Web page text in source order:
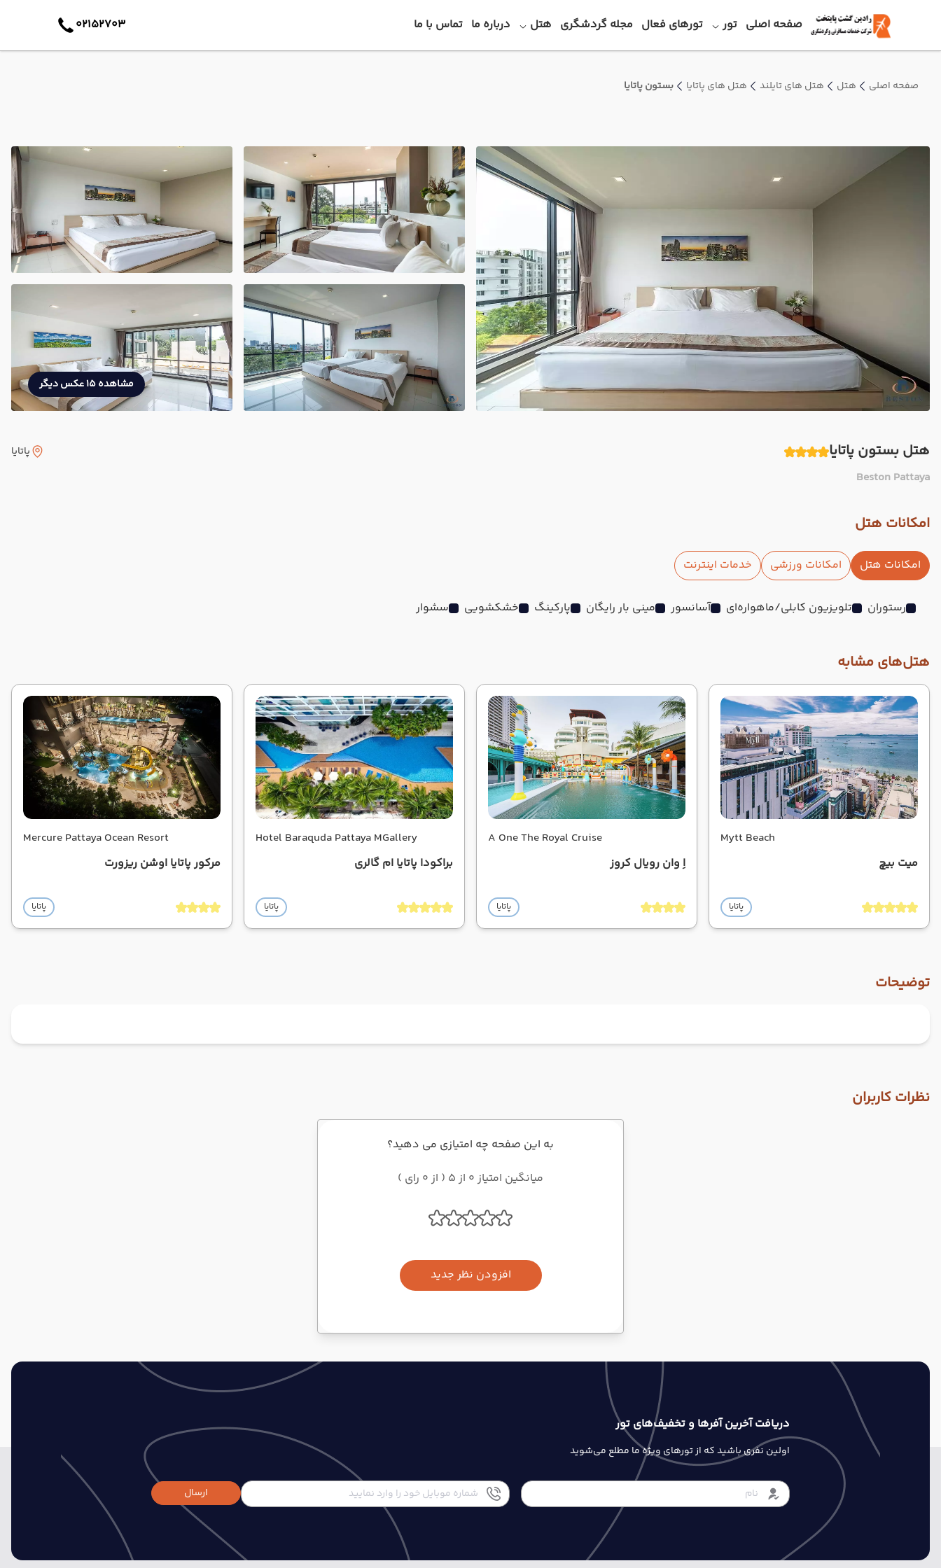
صفحه اصلی تور تورهای فعال مجله گردشگری هتل درباره ما تماس با ما 02152703
صفحه اصلی هتل هتل های تایلند هتل های پاتایا بستون پاتایا
مشاهده 15 عکس دیگر
هتل بستون پاتایا
Beston Pattaya
پاتایا
امکانات هتل
امکانات هتل امکانات ورزشی خدمات اینترنت
رستوران تلویزیون کابلی/ماهواره‌ای آسانسور مینی بار رایگان پارکینگ خشکشویی سشوار
هتل‌های مشابه
Mytt Beach
میت بیچ
پاتایا
A One The Royal Cruise
اِ وان رویال کروز
پاتایا
Hotel Baraquda Pattaya MGallery
براکودا پاتایا ام گالری
پاتایا
Mercure Pattaya Ocean Resort
مرکور پاتایا اوشن ریزورت
پاتایا
توضیحات
نظرات کاربران
به این صفحه چه امتیازی می دهید؟
میانگین امتیاز 0 از 5 ( از 0 رای )
افزودن نظر جدید
دریافت آخرین آفرها و تخفیف‌های تور
اولین نفری باشید که از تورهای ویژه ما مطلع می‌شوید
ارسال